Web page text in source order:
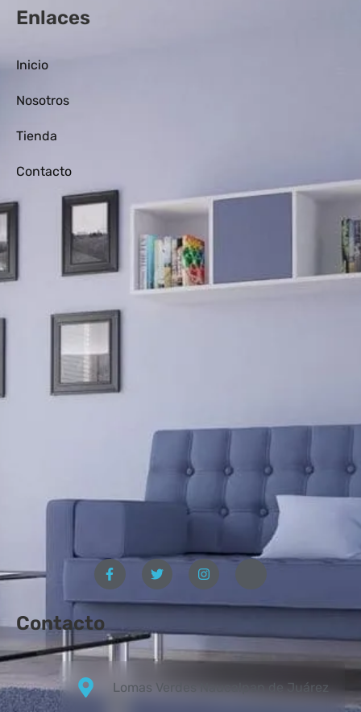
Enlaces
Inicio
Nosotros
Tienda
Contacto
Contacto
Lomas Verdes Naucalpan de Juárez